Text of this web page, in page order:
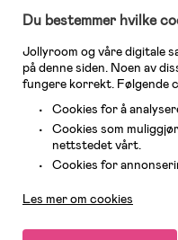
Maxi-Cosi, Baby Jogger,
største nettbutikk for barn og
Du bestemmer hvilke
Jollyroom og våre digitale
på denne siden. Noen av
fungere korrekt. Følgende
Cookies for å
Cookies som
nettstedet vårt.
Cookies for
Les mer om cookies